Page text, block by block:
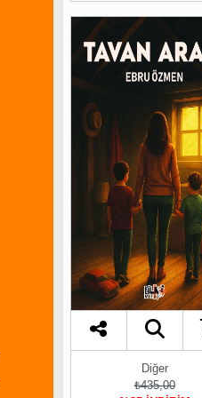
Diğer
₺435,00